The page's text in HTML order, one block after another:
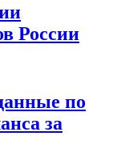
России
по
за